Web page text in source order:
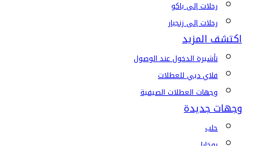
رحلات إلى باكو
رحلات إلى زنجبار
اكتشف المزيد
تأشيرة الدخول عند الوصول
فلاي دبي للعطلات
وجهات العطلات الصيفية
وجهات جديدة
حلب